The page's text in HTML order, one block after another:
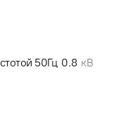
50Гц 0.8 кВ